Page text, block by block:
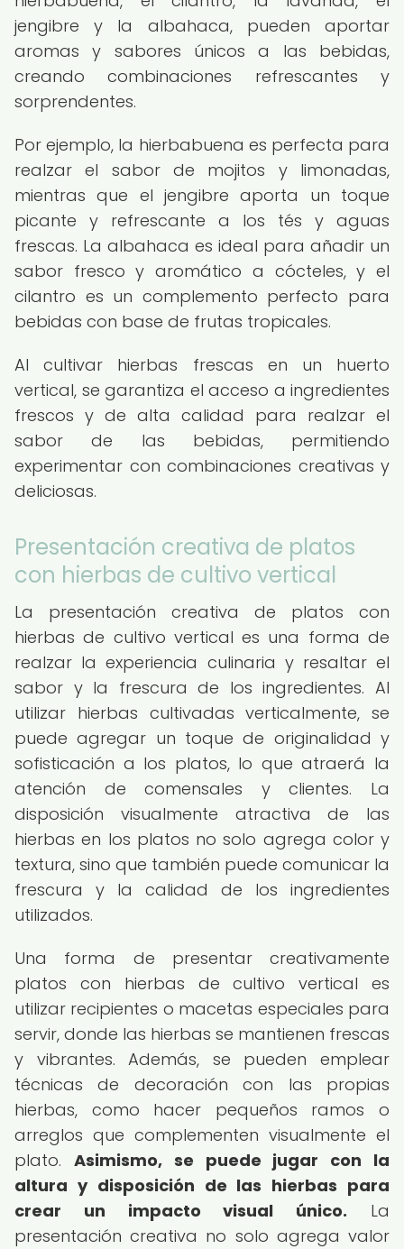
jengibre y la albahaca, pueden aportar
aromas y sabores únicos a las bebidas,
creando combinaciones refrescantes y
sorprendentes.
Por ejemplo, la hierbabuena es perfecta para
realzar el sabor de mojitos y limonadas,
mientras que el jengibre aporta un toque
picante y refrescante a los tés y aguas
frescas. La albahaca es ideal para añadir un
sabor fresco y aromático a cócteles, y el
cilantro es un complemento perfecto para
bebidas con base de frutas tropicales.
Al cultivar hierbas frescas en un huerto
vertical, se garantiza el acceso a ingredientes
frescos y de alta calidad para realzar el
sabor de las bebidas, permitiendo
experimentar con combinaciones creativas y
deliciosas.
Presentación creativa de platos
con hierbas de cultivo vertical
La presentación creativa de platos con
hierbas de cultivo vertical es una forma de
realzar la experiencia culinaria y resaltar el
sabor y la frescura de los ingredientes. Al
utilizar hierbas cultivadas verticalmente, se
puede agregar un toque de originalidad y
sofisticación a los platos, lo que atraerá la
atención de comensales y clientes. La
disposición visualmente atractiva de las
hierbas en los platos no solo agrega color y
textura, sino que también puede comunicar la
frescura y la calidad de los ingredientes
utilizados.
Una forma de presentar creativamente
platos con hierbas de cultivo vertical es
utilizar recipientes o macetas especiales para
servir, donde las hierbas se mantienen frescas
y vibrantes. Además, se pueden emplear
técnicas de decoración con las propias
hierbas, como hacer pequeños ramos o
arreglos que complementen visualmente el
plato. Asimismo, se puede jugar con la
altura y disposición de las hierbas para
crear un impacto visual único. La
presentación creativa no solo agrega valor